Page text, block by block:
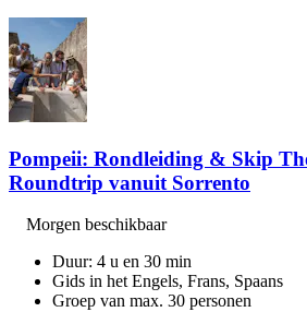
Pompeii: Rondleiding & Skip
Roundtrip vanuit Sorrento
Morgen beschikbaar
Duur: 4 u en 30 min
Gids in het Engels, Frans, Spaans
Groep van max. 30 personen